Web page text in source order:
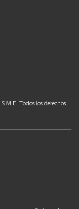
Todos los derechos